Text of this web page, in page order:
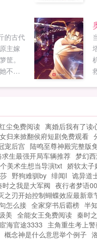
的古代
主嫁
筐。
不把
婶，
尘免费阅读 离婚后我有了读
归来掀翻侯府短剧免费观看
宠后宫 陆鸣至尊神殿完整版
求生最强开局车辆推荐 梦幻
美术生想当导演txt 娇软太子
野狗难驯by 绯闻I 诡异道
时之我是大军阀 夜行者梦语
之刃开始控制蝴蝶效应最新章
怎么接 全家穿书后霸榜 半
美 全能女王免费阅读 秦时
宦海官途3333 主角重生考上
概念神是什么意思举个例子